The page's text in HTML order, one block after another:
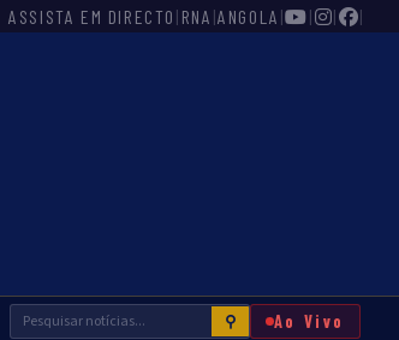
ASSISTA EM DIRECTO | RNA |ANGOLA | | | |
⚲ Ao Vivo